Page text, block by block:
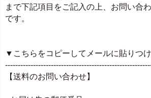
まで下記項目をご記入の上、お問い合
です。
▼こちらをコピーしてメールに貼りつ
【送料のお問い合わせ】